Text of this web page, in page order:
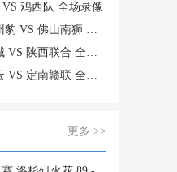
鸡西队 全场录像
佛山南狮 全场录像
陕西联合 全场录像
定南赣联 全场录像
更多 >>